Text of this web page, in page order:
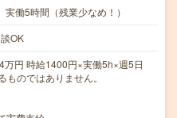
働5時間（残業少なめ！）
OK
円 時給1400円×実働5h×週5日
のではありません。